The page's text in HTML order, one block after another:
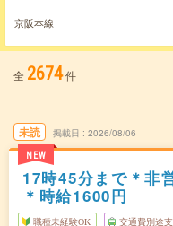
などのこだわり
京阪本線
全 2674件
未読
NEW
掲載日 2026/08/06
17時45分まで＊非
＊時給1600円
職種未経験OK 交通費別途